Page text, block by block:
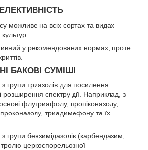
можливе на всіх сортах та видах
у рекомендованих нормах, проте
БАКОВІ СУМІШІ
групи триазолів для посилення
розширення спектру дії. Наприклад, з
флутриафолу, пропіконазолу,
триадимефону та їх
групи бензимідазолів (карбендазим,
церкоспорельозної